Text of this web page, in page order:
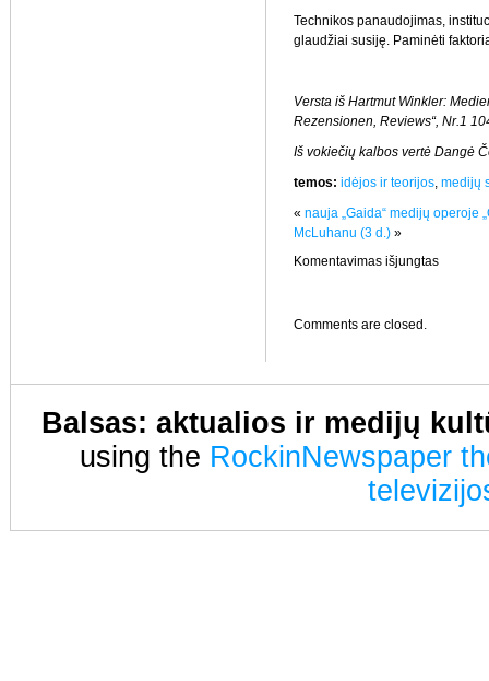
Technikos panaudojimas,
glaudžiai susiję. Paminėti
Versta iš Hartmut Winkler:
Rezensionen, Reviews“, Nr.1
Iš vokiečių kalbos vertė Dangė
temos: idėjos ir teorijos, medijų
« nauja „Gaida“ medijų operoje
McLuhanu (3 d.) »
Komentavimas išjungtasįraše
Comments are closed.
Balsas: aktualios ir medijų
using the RockinNewspaper